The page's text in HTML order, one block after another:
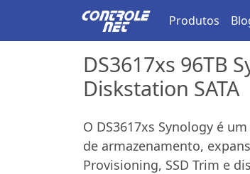
Produtos
DS3617xs 96TB
Diskstation SATA
O DS3617xs Synology é
de armazenamento,
Provisioning, SSD Trim e